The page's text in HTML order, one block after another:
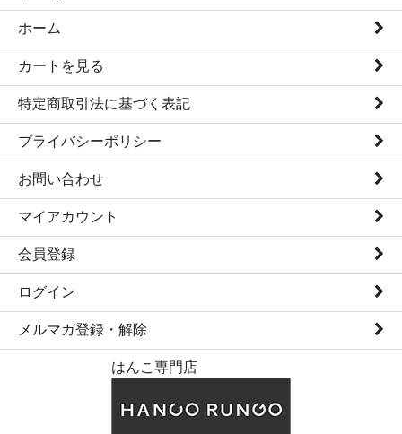
ホーム
カートを見る
特定商取引法に基づく表記
プライバシーポリシー
お問い合わせ
マイアカウント
会員登録
ログイン
メルマガ登録・解除
はんこ専門店